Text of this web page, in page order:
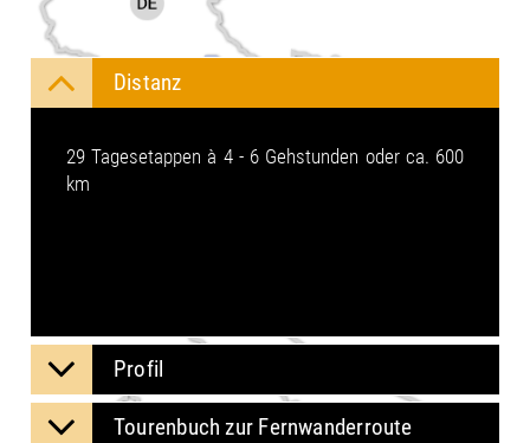
Distanz
29 Tagesetappen à 4 - 6 Gehstunden oder ca. 600
km
Profil
Tourenbuch zur Fern­wan­der­rou­te